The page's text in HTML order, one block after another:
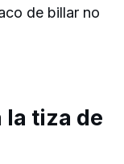
de billar no
la tiza de